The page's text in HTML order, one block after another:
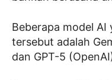
Beberapa model
tersebut adalah
dan GPT-5